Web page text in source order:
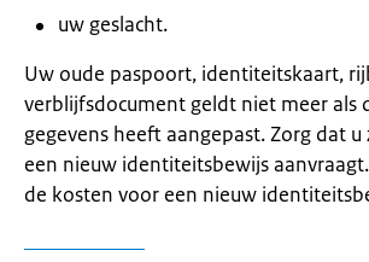
uw geslacht.
Uw oude paspoort, identiteitskaart,
verblijfsdocument geldt niet meer als
gegevens heeft aangepast. Zorg dat
een nieuw identiteitsbewijs
de kosten voor een nieuw